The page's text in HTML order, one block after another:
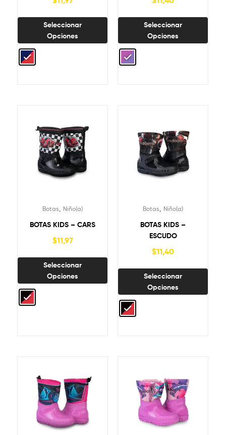
Seleccionar
Opciones
Seleccionar
Opciones
Botas Niño(a)
BOTAS KIDS – CARS
$11,97
Seleccionar
Opciones
Botas Niño(a)
BOTAS KIDS –
ESCUDO
$11,40
Seleccionar
Opciones